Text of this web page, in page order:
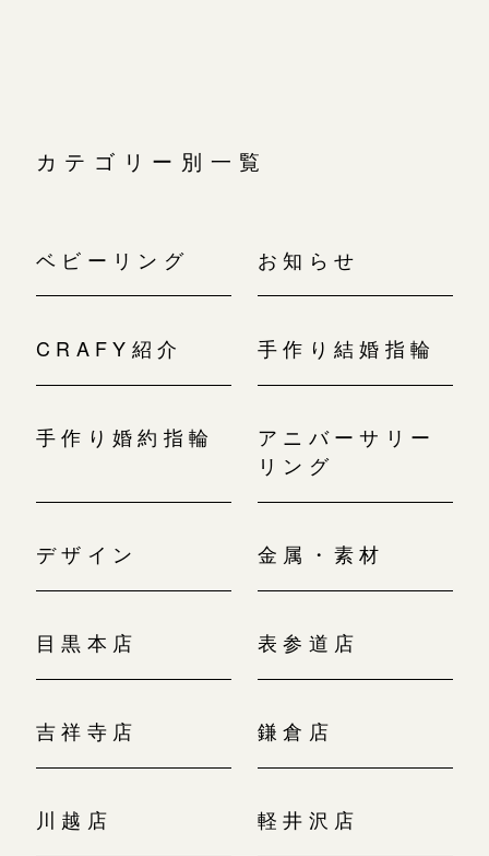
カテゴリー別一覧
ベビーリング お知らせ
CRAFY紹介 手作り結婚指輪
手作り婚約指輪
アニバーサリー
リング
デザイン 金属・素材
目黒本店 表参道店
吉祥寺店 鎌倉店
川越店 軽井沢店